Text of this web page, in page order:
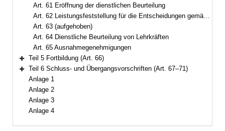
Art. 61 Eröffnung der dienstlichen Beurteilung
Art. 62 Leistungsfeststellung für die Entscheidungen gemäß Art. 30 und 66 BayBesG; Öffnungsklausel für den nichtstaatlichen Bereich zu Art. 67 BayBesG
Art. 63 (aufgehoben)
Art. 64 Dienstliche Beurteilung von Lehrkräften
Art. 65 Ausnahmegenehmigungen
Bereich erweitern
Teil 5 Fortbildung (Art. 66)
Bereich erweitern
Teil 6 Schluss- und Übergangsvorschriften (Art. 67–71)
Anlage 1
Anlage 2
Anlage 3
Anlage 4